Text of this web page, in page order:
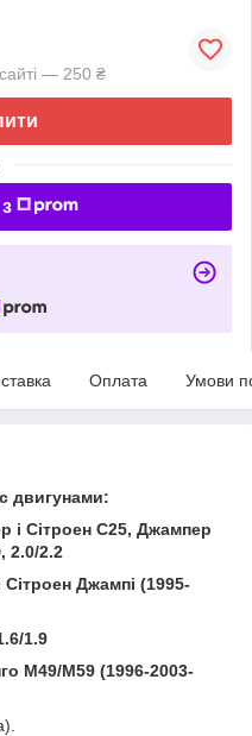
— 250 ₴
Оплата Умови
двигунами:
і Сітроен С25, Джампер
2.0/2.2
Джампі (1995-
1.9
М49/М59 (1996-2003-